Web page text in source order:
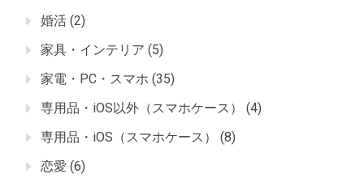
婚活 (2)
家具・インテリア (5)
家電・PC・スマホ (35)
専用品・iOS以外（スマホケース）
(4)
専用品・iOS（スマホケース）
(8)
恋愛 (6)